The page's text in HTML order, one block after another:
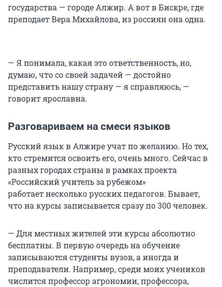
государства — городе Алжир. А вот в Бискре, где
преподает Вера Михайлова, из россиян она одна.
— Я понимала, какая это ответственность, но,
думаю, что со своей задачей — достойно
представить нашу страну — я справляюсь, —
говорит ярославна.
Разговариваем на смеси языков
Русский язык в Алжире учат по желанию. Но тех,
кто стремится освоить его, очень много. Сейчас в
разных городах страны в рамках проекта
«Российский учитель за рубежом»
работает несколько русских педагогов. Бывает,
что на курсы записывается сразу по 300 человек.
— Для местных жителей эти курсы абсолютно
бесплатны. В первую очередь на обучение
записываются студенты вузов, а иногда и
преподаватели. Например, среди моих учеников
числится профессор агрономии, профессора,